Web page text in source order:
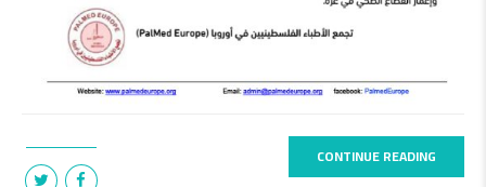
CONTINUE READING